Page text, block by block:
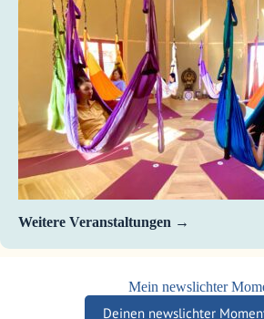
Weitere Veranstaltungen
Mein newslichter
Deinen newslichter